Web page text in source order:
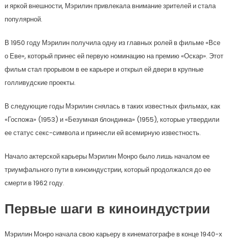
и яркой внешности, Мэрилин привлекала внимание зрителей и стала
популярной.
В 1950 году Мэрилин получила одну из главных ролей в фильме «Все
о Еве», который принес ей первую номинацию на премию «Оскар». Этот
фильм стал прорывом в ее карьере и открыл ей двери в крупные
голливудские проекты.
В следующие годы Мэрилин снялась в таких известных фильмах, как
«Госпожа» (1953) и «Безумная блондинка» (1955), которые утвердили
ее статус секс-символа и принесли ей всемирную известность.
Начало актерской карьеры Мэрилин Монро было лишь началом ее
триумфального пути в киноиндустрии, который продолжался до ее
смерти в 1962 году.
Первые шаги в киноиндустрии
Мэрилин Монро начала свою карьеру в кинематографе в конце 1940-х